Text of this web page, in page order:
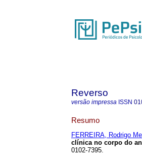
Reverso
versão impressa ISSN
Resumo
FERREIRA, Rodrigo
clínica no corpo do
0102-7395.